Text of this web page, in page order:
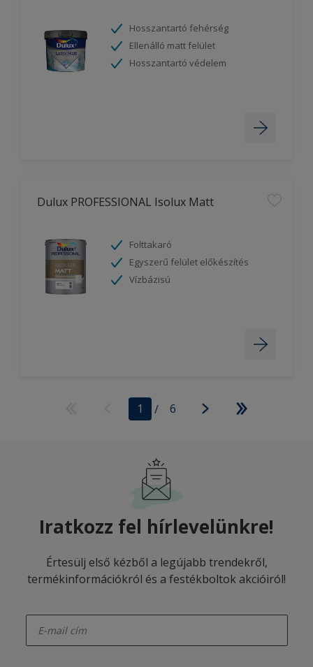
Hosszantartó fehérség
Ellenálló matt felület
Hosszantartó védelem
Dulux PROFESSIONAL Isolux Matt
Folttakaró
Egyszerű felület előkészítés
Vízbázisú
1 / 6
Iratkozz fel hírlevelünkre!
Értesülj első kézből a legújabb trendekről,
termékinformációkról és a festékboltok akcióiról!